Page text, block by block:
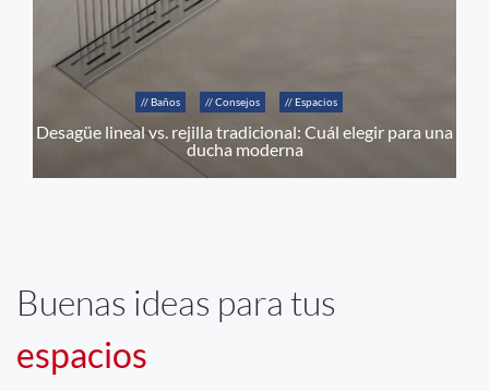
// Baños // Consejos // Espacios
Desagüe lineal vs. rejilla tradicional: Cuál elegir para una
ducha moderna
Buenas ideas para tus
espacios